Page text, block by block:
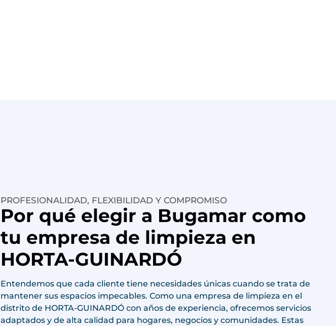
PROFESIONALIDAD, FLEXIBILIDAD Y COMPROMISO
Por qué elegir a Bugamar como
tu empresa de limpieza en
HORTA-GUINARDÓ
Entendemos que cada cliente tiene necesidades únicas cuando se trata de
mantener sus espacios impecables. Como una empresa de limpieza en el
distrito de HORTA-GUINARDÓ con años de experiencia, ofrecemos servicios
adaptados y de alta calidad para hogares, negocios y comunidades. Estas